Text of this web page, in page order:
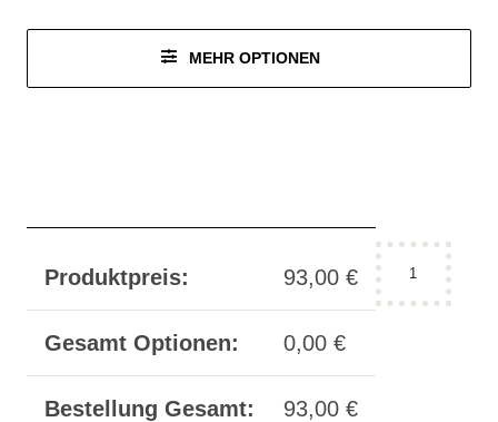
MEHR OPTIONEN
Produktpreis: 93,00 €
Gesamt Optionen: 0,00 €
Bestellung Gesamt: 93,00 €
Halsband
"incision
No.